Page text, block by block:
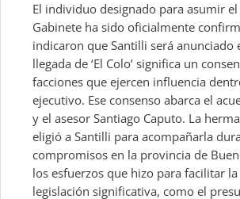
El individuo designado para asumir
Gabinete ha sido oficialmente
indicaron que Santilli será anunciado
llegada de ‘El Colo’ significa un
facciones que ejercen influencia
ejecutivo. Ese consenso abarca el
y el asesor Santiago Caputo. La
eligió a Santilli para acompañarla
compromisos en la provincia de
los esfuerzos que hizo para facilitar
legislación significativa, como el